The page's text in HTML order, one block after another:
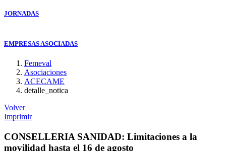
JORNADAS
EMPRESAS ASOCIADAS
Femeval
Asociaciones
ACECAME
detalle_notica
Volver
Imprimir
CONSELLERIA SANIDAD: Limitaciones a la
movilidad hasta el 16 de agosto